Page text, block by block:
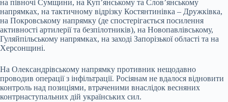
на півночі Сумщини, на Куп’янському та Слов’янському
напрямках, на тактичному відрізку Костянтинівка – Дружківка,
на Покровському напрямку (де спостерігається посилення
активності артилерії та безпілотників), на Новопавлівському,
Гуляйпільському напрямках, на заході Запорізької області та на
Херсонщині.
На Олександрівському напрямку противник нещодавно
проводив операції з інфільтрації. Росіянам не вдалося відновити
контроль над позиціями, втраченими внаслідок весняних
контрнаступальних дій українських сил.